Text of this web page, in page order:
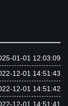
01-01 12:03:09
12-01 14:51:43
12-01 14:51:42
12-01 14:51:41